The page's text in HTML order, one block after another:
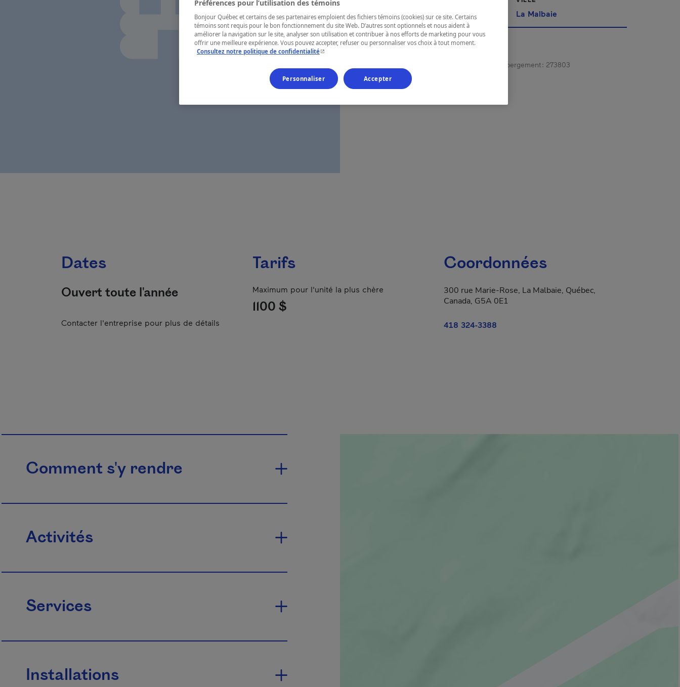
Charlevoix La Malbaie
Numéro d’enregistrement d’hébergement : 273803
Dates
Ouvert toute l'année
Contacter l'entreprise pour plus de détails
Tarifs
Maximum pour l'unité la plus chère
1100 $
Coordonnées
300 rue Marie-Rose, La Malbaie, Québec,
Canada, G5A 0E1
418 324-3388
Comment s'y rendre
Activités
Services
Installations
Préférences pour l’utilisation des témoins
Bonjour Québec et certains de ses partenaires emploient des fichiers témoins (cookies) sur ce site. Certains
témoins sont requis pour le bon fonctionnement du site Web. D’autres sont optionnels et nous aident à
améliorer la navigation sur le site, analyser son utilisation et contribuer à nos efforts de marketing pour vous
offrir une meilleure expérience. Vous pouvez accepter, refuser ou personnaliser vos choix à tout moment.
Consultez notre politique de confidentialité- Cet hyperlien s'ouvrira dans une nouvelle fenêtre.
Personnaliser Accepter